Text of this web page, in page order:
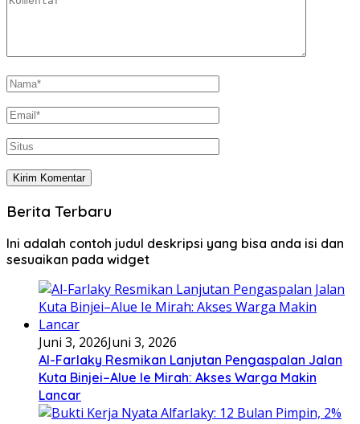
Berita Terbaru
Ini adalah contoh judul deskripsi yang bisa anda isi dan
sesuaikan pada widget
Juni 3, 2026Juni 3, 2026
Al-Farlaky Resmikan Lanjutan Pengaspalan Jalan
Kuta Binjei–Alue Ie Mirah: Akses Warga Makin
Lancar